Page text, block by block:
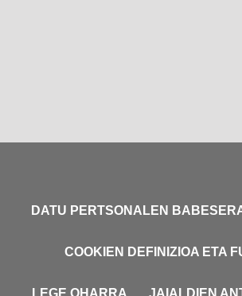
DATU PERTSONALEN
COOKIEN DEFINIZIOA ETA